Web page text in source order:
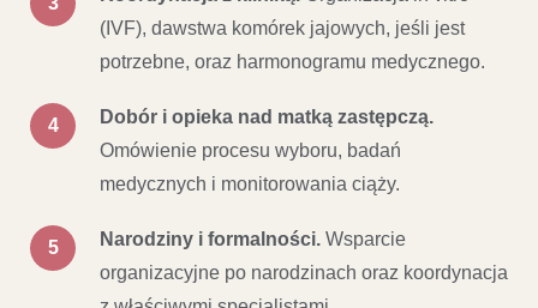
(IVF), dawstwa komórek jajowych, jeśli jest
potrzebne, oraz harmonogramu medycznego.
Dobór i opieka nad matką zastępczą.
Omówienie procesu wyboru, badań
medycznych i monitorowania ciąży.
Narodziny i formalności. Wsparcie
organizacyjne po narodzinach oraz koordynacja